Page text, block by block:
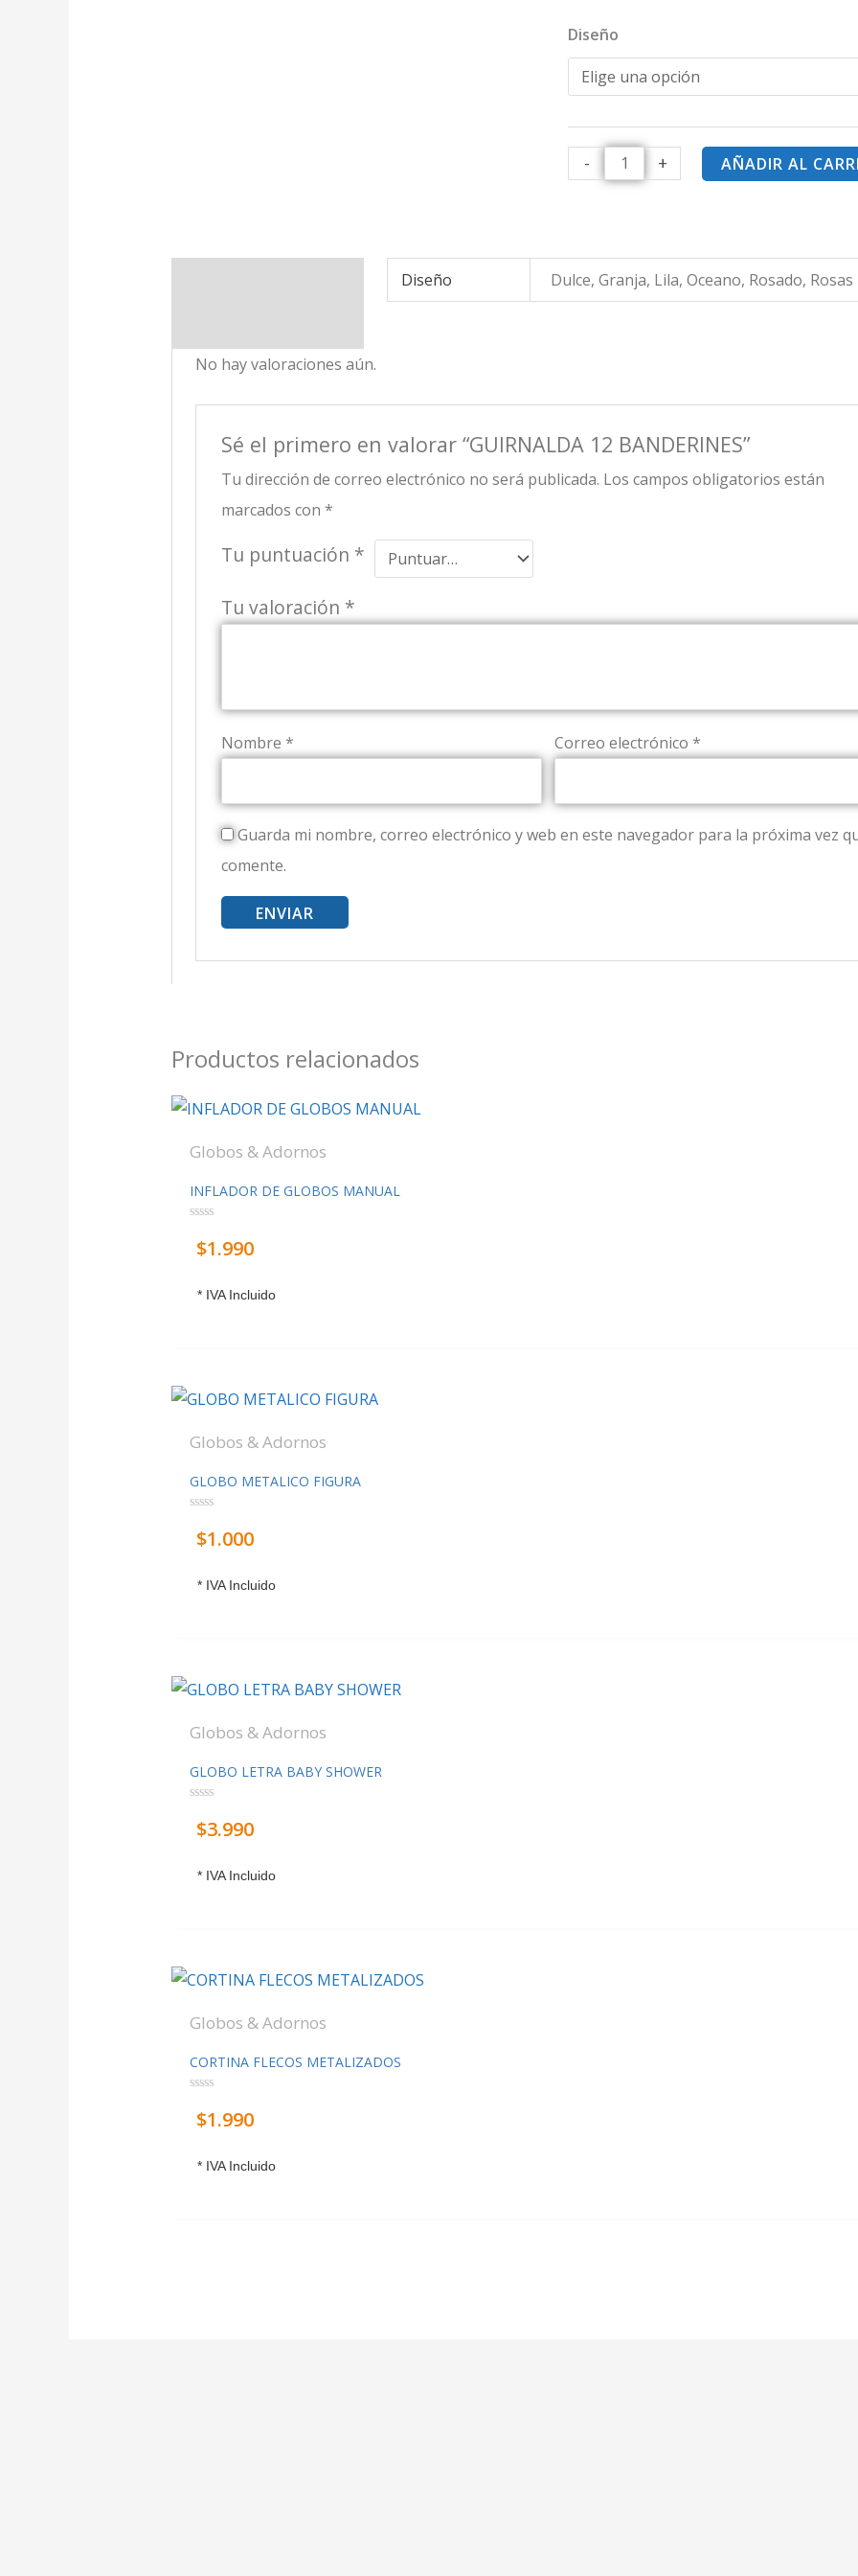
Diseño
- + AÑADIR AL
Diseño Dulce, Granja, Lila, Oceano, Rosado, Rosas
No hay valoraciones aún.
Sé el primero en valorar “GUIRNALDA 12 BANDERINES”
Tu dirección de correo electrónico no será publicada. Los campos obligatorios están
marcados con*
Tu puntuación *
Tu valoración *
Nombre* Correo electrónico*
Guarda mi nombre, correo electrónico y web en este navegador para la próxima vez
comente.
Productos relacionados
Globos & Adornos
INFLADOR DE GLOBOS MANUAL
con
$1.990
* IVA Incluido
Globos & Adornos
GLOBO METALICO FIGURA
con
$1.000
* IVA Incluido
Globos & Adornos
GLOBO LETRA BABY SHOWER
con
$3.990
* IVA Incluido
Globos & Adornos
CORTINA FLECOS METALIZADOS
con
$1.990
* IVA Incluido